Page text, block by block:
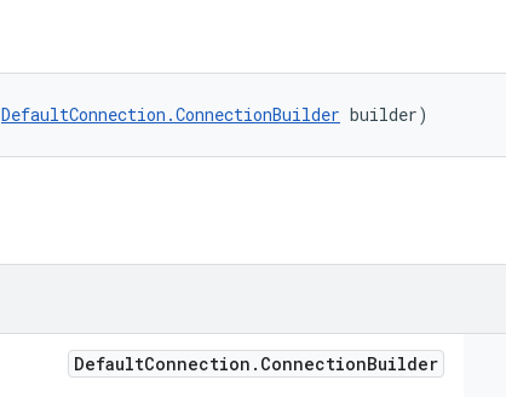
DefaultConnection.ConnectionBuilder builder)
DefaultConnection . ConnectionBuilder